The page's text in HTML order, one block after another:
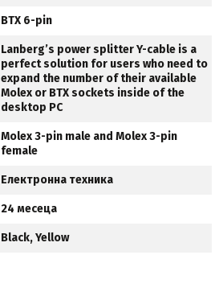
BTX 6-pin
Lanberg’s power splitter Y-cable is a
perfect solution for users who need to
expand the number of their available
Molex or BTX sockets inside of the
desktop PC
Molex 3-pin male and Molex 3-pin
female
Електронна техника
24 месеца
Black, Yellow